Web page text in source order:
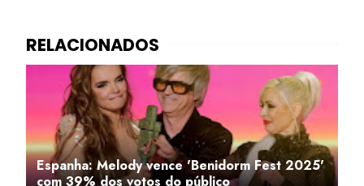
Espanha: Melody vence 'Benidorm Fest 2025'
com 39% dos votos do público